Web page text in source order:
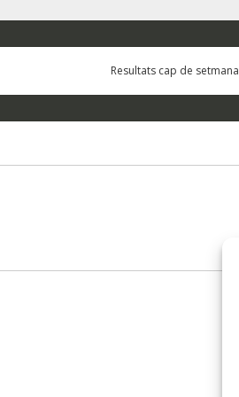
Resultats cap de setmana